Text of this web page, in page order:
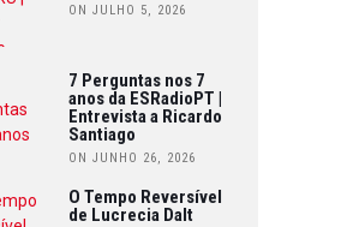
ON JULHO 5, 2026
7 Perguntas nos 7
anos da ESRadioPT |
Entrevista a Ricardo
Santiago
ON JUNHO 26, 2026
O Tempo Reversível
de Lucrecia Dalt